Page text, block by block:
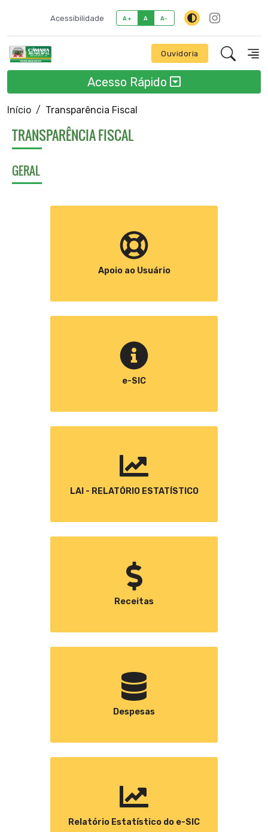
Acessibilidade A+ A A-
Ouvidoria
Acesso Rápido
Início Transparência Fiscal
TRANSPARÊNCIA FISCAL
GERAL
Apoio ao Usuário
e-SIC
LAI - RELATÓRIO ESTATÍSTICO
Receitas
Despesas
Relatório Estatístico do e-SIC